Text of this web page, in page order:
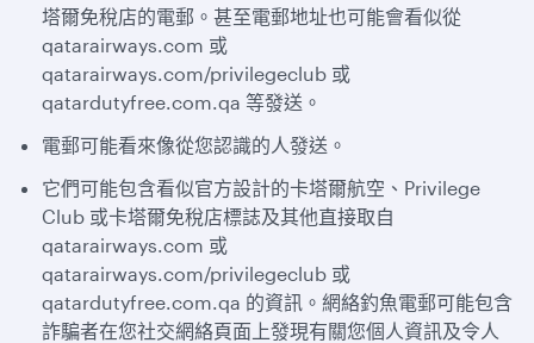
塔爾免稅店的電郵。甚至電郵地址也可能會看似從
qatarairways.com 或
qatarairways.com/privilegeclub 或
qatardutyfree.com.qa 等發送。
電郵可能看來像從您認識的人發送。
它們可能包含看似官方設計的卡塔爾航空、Privilege
Club 或卡塔爾免稅店標誌及其他直接取自
qatarairways.com 或
qatarairways.com/privilegeclub 或
qatardutyfree.com.qa 的資訊。網絡釣魚電郵可能包含
詐騙者在您社交網絡頁面上發現有關您個人資訊及令人